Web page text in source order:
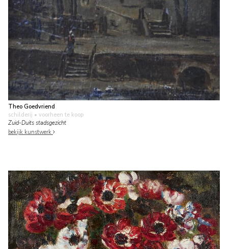
Theo Goedvriend
schilderij • voorheen te koop
Zuid-Duits stadsgezicht
bekijk kunstwerk